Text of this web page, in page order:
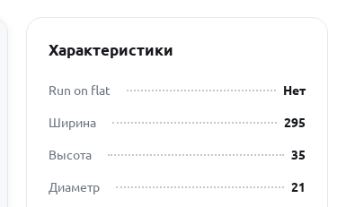
Характеристики
Run on flat
Нет
Ширина
295
Высота
35
Диаметр
21